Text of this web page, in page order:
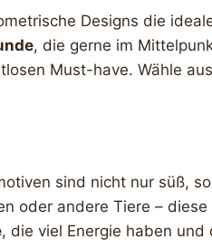
Designs die
, die gerne im
Must-have. Wähle
sind nicht nur süß,
oder andere Tiere – diese
, die viel Energie haben